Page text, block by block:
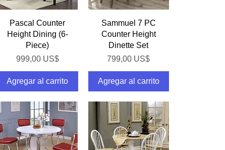
Vista rápida
Pascal Counter
Height Dining (6-
Piece)
Precio
999,00 US$
Agregar al carrito
Vista rápida
Sammuel 7 PC
Counter Height
Dinette Set
Precio
799,00 US$
Agregar al carrito